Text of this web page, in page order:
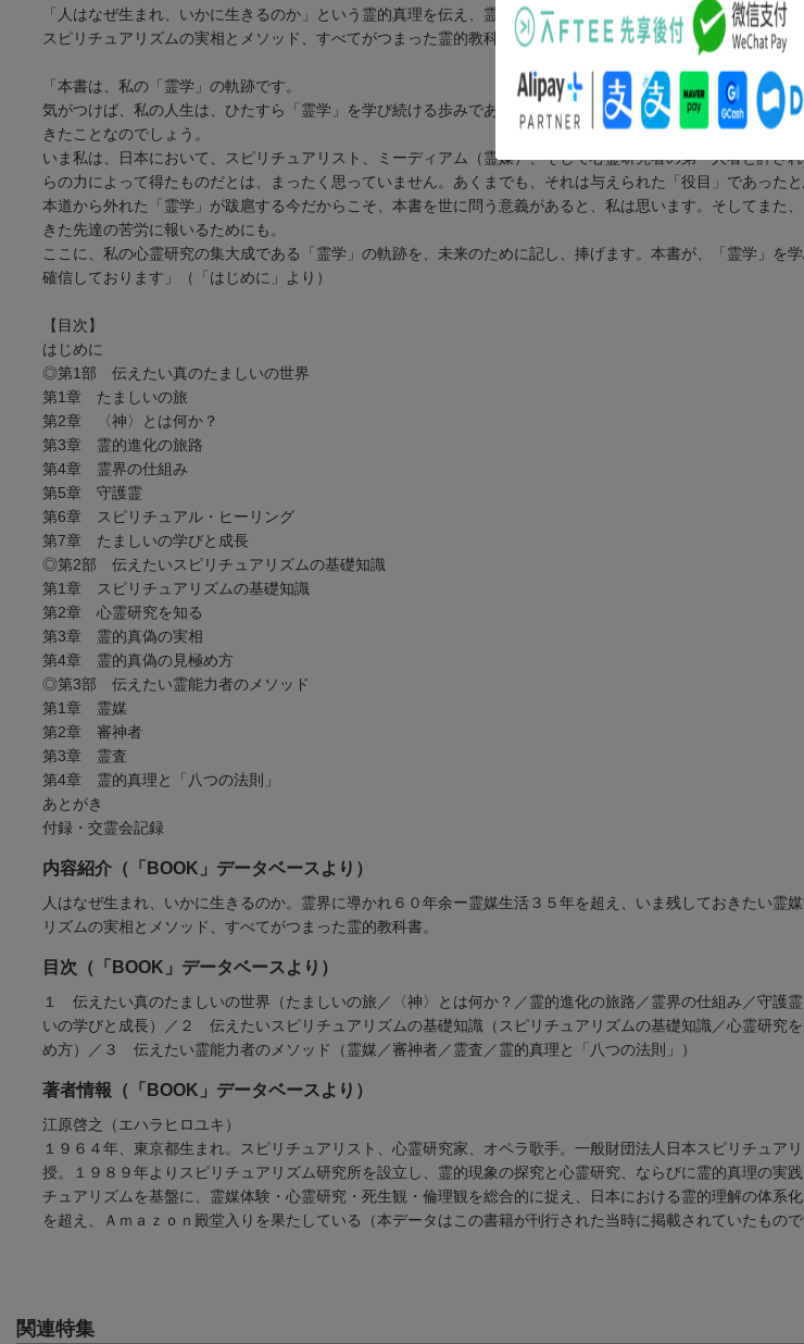
「人はなぜ生まれ、いかに生きるのか」という霊的真理を伝え、霊的成長へといざなう。
スピリチュアリズムの実相とメソッド、すべてがつまった霊的教科書。
「本書は、私の「霊学」の軌跡です。
気がつけば、私の人生は、ひたすら「霊学」を学び続ける歩みであったように思います。その目的は、おそら
きたことなのでしょう。
いま私は、日本において、スピリチュアリスト、ミーディアム（霊媒）、そして心霊研究者の第一人者と評さ
らの力によって得たものだとは、まったく思っていません。あくまでも、それは与えられた「役目」であったと
本道から外れた「霊学」が跋扈する今だからこそ、本書を世に問う意義があると、私は思います。そしてまた
きた先達の苦労に報いるためにも。
ここに、私の心霊研究の集大成である「霊学」の軌跡を、未来のために記し、捧げます。本書が、「霊学」を
確信しております」（「はじめに」より）
【目次】
はじめに
◎第1部 伝えたい真のたましいの世界
第1章 たましいの旅
第2章 〈神〉とは何か？
第3章 霊的進化の旅路
第4章 霊界の仕組み
第5章 守護霊
第6章 スピリチュアル・ヒーリング
第7章 たましいの学びと成長
◎第2部 伝えたいスピリチュアリズムの基礎知識
第1章 スピリチュアリズムの基礎知識
第2章 心霊研究を知る
第3章 霊的真偽の実相
第4章 霊的真偽の見極め方
◎第3部 伝えたい霊能力者のメソッド
第1章 霊媒
第2章 審神者
第3章 霊査
第4章 霊的真理と「八つの法則」
あとがき
付録・交霊会記録
内容紹介（「BOOK」データベースより）
人はなぜ生まれ、いかに生きるのか。霊界に導かれ６０年余ー霊媒生活３５年を超え、いま残しておきたい霊
リズムの実相とメソッド、すべてがつまった霊的教科書。
目次（「BOOK」データベースより）
１ 伝えたい真のたましいの世界（たましいの旅／〈神〉とは何か？／霊的進化の旅路／霊界の仕組み／守護
いの学びと成長）／２ 伝えたいスピリチュアリズムの基礎知識（スピリチュアリズムの基礎知識／心霊研究
め方）／３ 伝えたい霊能力者のメソッド（霊媒／審神者／霊査／霊的真理と「八つの法則」）
著者情報（「BOOK」データベースより）
江原啓之（エハラヒロユキ）
１９６４年、東京都生まれ。スピリチュアリスト、心霊研究家、オペラ歌手。一般財団法人日本スピリチュア
授。１９８９年よりスピリチュアリズム研究所を設立し、霊的現象の探究と心霊研究、ならびに霊的真理の実
チュアリズムを基盤に、霊媒体験・心霊研究・死生観・倫理観を総合的に捉え、日本における霊的理解の体系
を超え、Ａｍａｚｏｎ殿堂入りを果たしている（本データはこの書籍が刊行された当時に掲載されていたもので
関連特集